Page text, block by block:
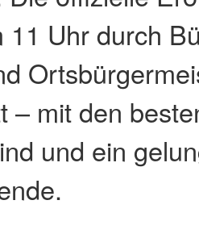
11 Uhr durch
– mit den
und ein